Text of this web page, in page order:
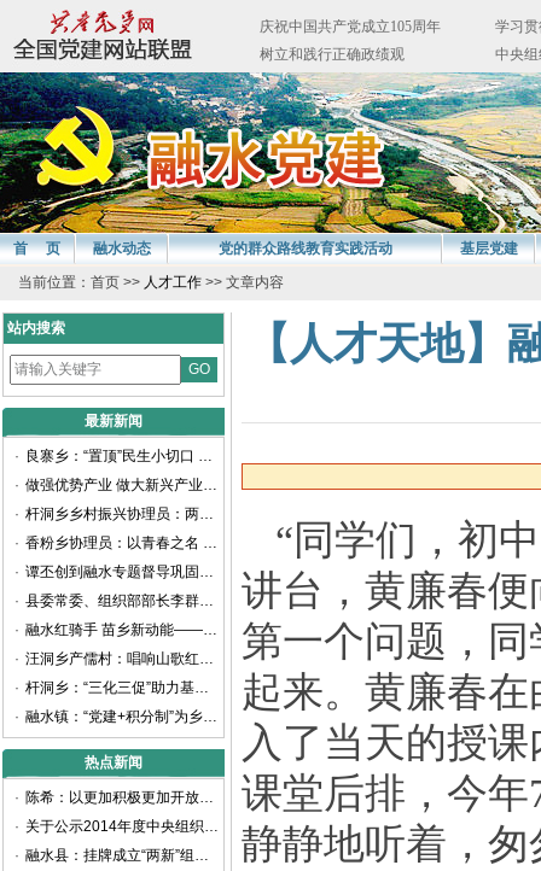
首 页 融水动态 党的群众路线教育实践活动
基层党建
当前位置：首页 >> 人才工作 >> 文章内容
站内搜索
最新新闻
·
良寨乡：“置顶”民生小切口 谱写振兴新画卷
·
做强优势产业 做大新兴产业——聚焦柳州工业高质量发展访融水苗族自治县委书记周峰
·
杆洞乡乡村振兴协理员：两年耕耘路，他们交出乡村振兴满意卷
·
香粉乡协理员：以青春之名 书写乡村振兴新篇章
·
谭丕创到融水专题督导巩固拓展脱贫攻坚成果同乡村振兴有效衔接工作
·
县委常委、组织部部长李群生深入大浪镇、白云乡考察调研
·
融水红骑手 苗乡新动能——融水首家新业态新就业群体党支部揭牌成立
·
汪洞乡产儒村：唱响山歌红色旋律 谱写乡村振兴之曲
·
杆洞乡：“三化三促”助力基层党建提质增效
·
融水镇：“党建+积分制”为乡村治理赋能增效
热点新闻
·
陈希：以更加积极更加开放更加有效的人才政策 聚天下英才而用之
·
关于公示2014年度中央组织部代中央管理党费收支情况的通知
·
融水县：挂牌成立“两新”组织党工委
【人才天地】
“同学们，初
讲台，黄廉春
第一个问题，
起来。黄廉春
入了当天的授
课堂后排，今
静静地听着，